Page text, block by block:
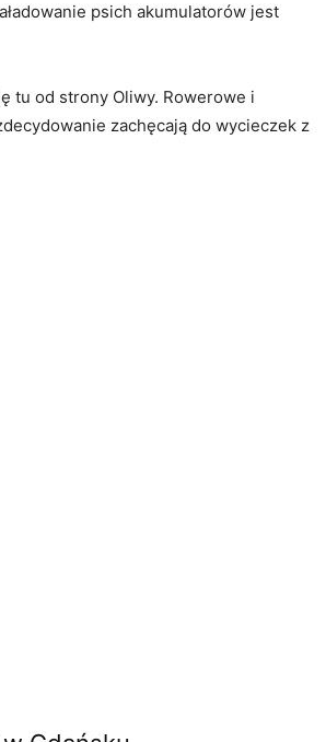
psich akumulatorów jest
tu od strony Oliwy. Rowerowe i
zachęcają do wycieczek z